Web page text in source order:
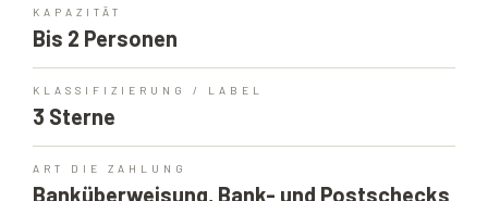
KAPAZITÄT
Bis 2 Personen
KLASSIFIZIERUNG / LABEL
3 Sterne
ART DIE ZAHLUNG
Banküberweisung, Bank- und Postschecks